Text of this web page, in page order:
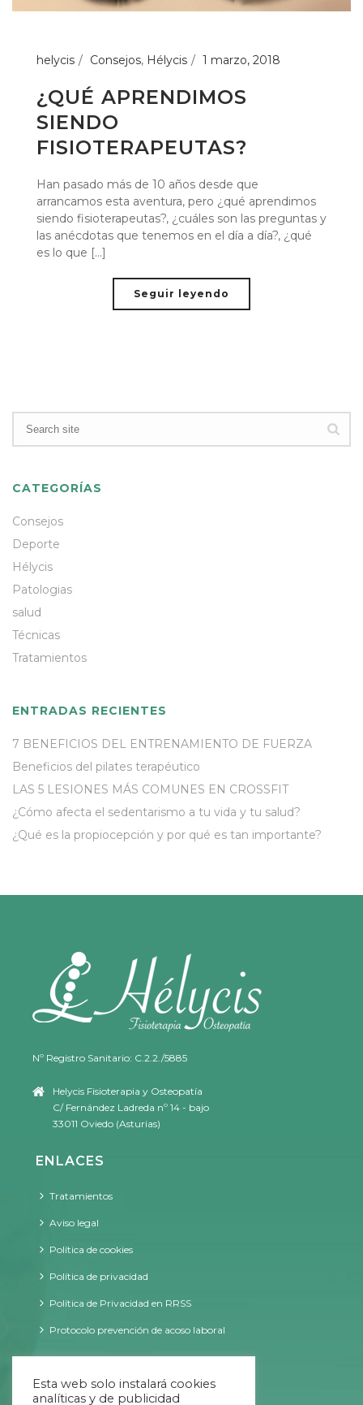
helycis Consejos, Hélycis 1 marzo, 2018
¿QUÉ APRENDIMOS
SIENDO
FISIOTERAPEUTAS?
Han pasado más de 10 años desde que
arrancamos esta aventura, pero ¿qué aprendimos
siendo fisioterapeutas?, ¿cuáles son las preguntas y
las anécdotas que tenemos en el día a día?, ¿qué
es lo que [...]
Seguir leyendo
CATEGORÍAS
Consejos
Deporte
Hélycis
Patologias
salud
Técnicas
Tratamientos
ENTRADAS RECIENTES
7 BENEFICIOS DEL ENTRENAMIENTO DE FUERZA
Beneficios del pilates terapéutico
LAS 5 LESIONES MÁS COMUNES EN CROSSFIT
¿Cómo afecta el sedentarismo a tu vida y tu salud?
¿Qué es la propiocepción y por qué es tan importante?
Nº Registro Sanitario: C.2.2./5885
Helycis Fisioterapia y Osteopatía
C/ Fernández Ladreda nº 14 - bajo
33011 Oviedo (Asturias)
ENLACES
Tratamientos
Aviso legal
Política de cookies
Política de privacidad
Política de Privacidad en RRSS
Protocolo prevención de acoso laboral
Esta web solo instalará cookies
analíticas y de publicidad